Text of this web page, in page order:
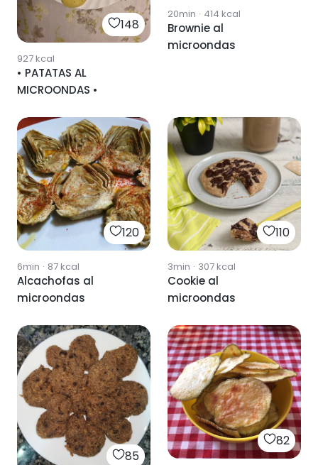
148
927kcal
• PATATAS AL
MICROONDAS •
20min · 414 kcal
Brownie al
microondas
120
6min · 87kcal
Alcachofas al
microondas
110
3min · 307kcal
Cookie al
microondas
85
82